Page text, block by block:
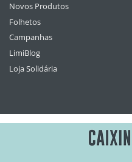
Novos Produtos
Folhetos
Campanhas
LimiBlog
Loja Solidária